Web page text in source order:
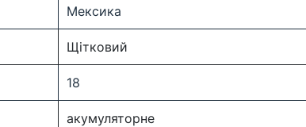
Мексика
Щітковий
18
акумуляторне